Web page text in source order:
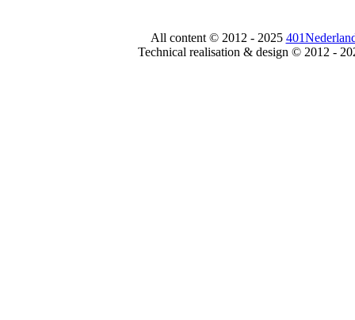
All content © 2012 - 2025
Technical realisation & design © 2012 -